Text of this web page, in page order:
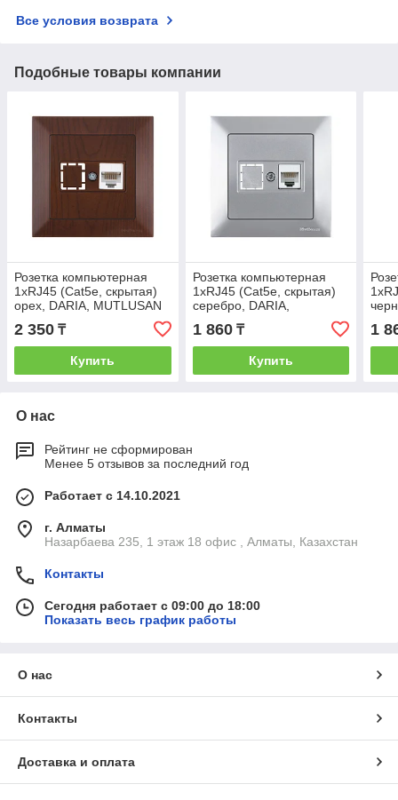
Все условия возврата
Подобные товары компании
Розетка компьютерная
1xRJ45 (Cat5e, скрытая)
орех, DARIA, MUTLUSAN
2 350 ₸
Купить
Розетка компьютерная
1xRJ45 (Cat5e, скрытая)
серебро, DARIA,
MUTLUSAN
1 860₸
Купить
1
О нас
Рейтинг не сформирован
Менее 5 отзывов за последний год
Работает с 14.10.2021
г. Алматы
Назарбаева 235, 1 этаж 18 офис , Алматы, Казахстан
Контакты
Сегодня работает с 09:00 до 18:00
Показать весь график работы
О нас
Контакты
Доставка и оплата